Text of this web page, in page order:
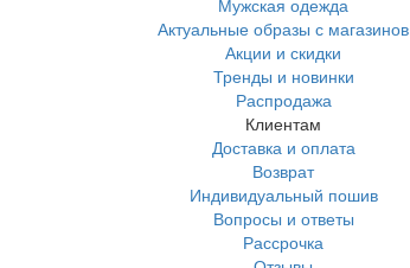
Актуальные образы с магазинов
Акции и скидки
Тренды и новинки
Распродажа
Клиентам
Доставка и оплата
Возврат
Индивидуальный пошив
Вопросы и ответы
Рассрочка